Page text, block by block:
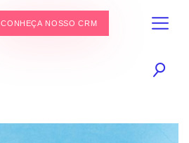
CONHEÇA NOSSO CRM